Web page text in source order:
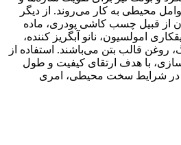
محیطی به کار می‌روند. از دیگر
از قبیل چسب کاشی پودری، ماده
امولسیون، نانو آبگریز کننده،
قالب بتن می‌باشند. استفاده از
با هدف ارتقای کیفیت و طول
در شرایط سخت محیطی، امری